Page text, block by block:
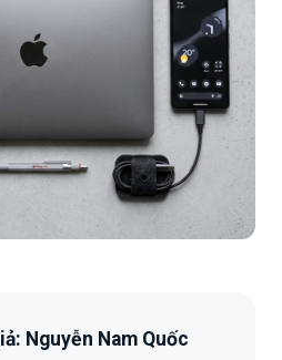
Nguyễn Nam Quốc